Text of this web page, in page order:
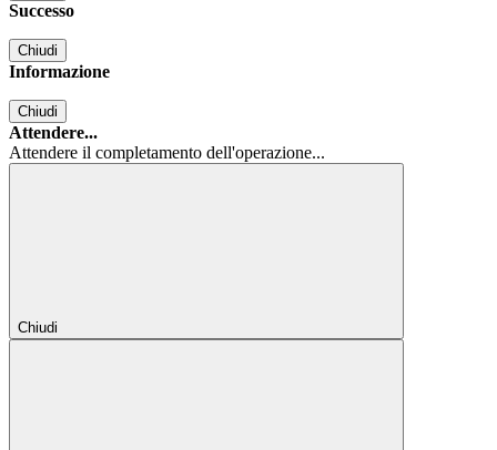
Successo
Chiudi
Informazione
Chiudi
Attendere...
Attendere il completamento dell'operazione...
Chiudi